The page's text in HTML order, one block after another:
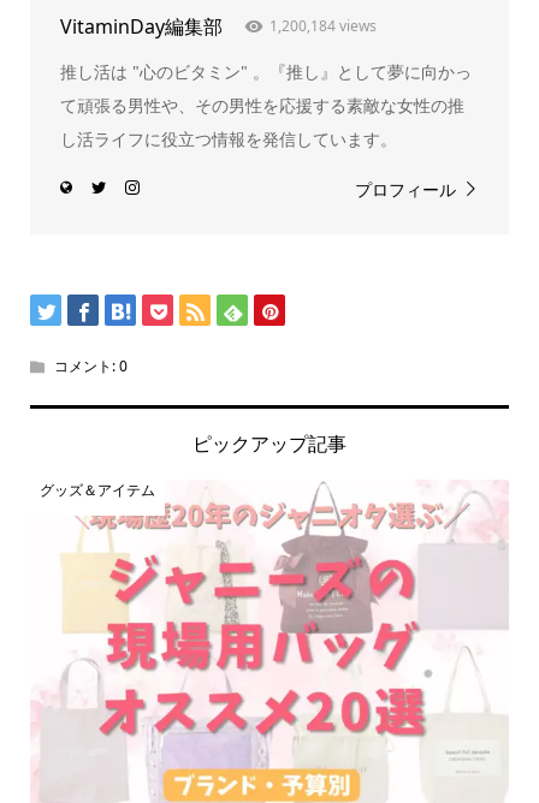
VitaminDay編集部 1,200,184 views
推し活は "心のビタミン" 。『推し』として夢に向かっ
て頑張る男性や、その男性を応援する素敵な女性の推
し活ライフに役立つ情報を発信しています。
プロフィール
コメント:0
ピックアップ記事
グッズ＆アイテム